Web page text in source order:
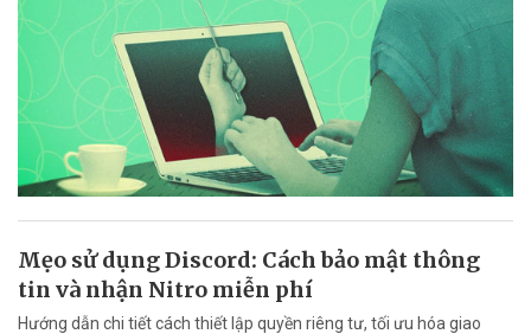
Mẹo sử dụng Discord: Cách bảo mật thông
tin và nhận Nitro miễn phí
Hướng dẫn chi tiết cách thiết lập quyền riêng tư, tối ưu hóa giao